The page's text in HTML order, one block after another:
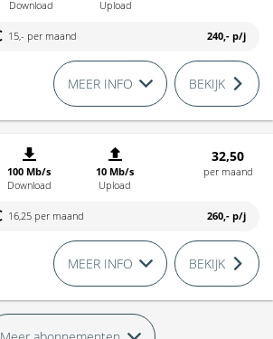
Download
Upload
15,- per maand 240,- p/j
MEER INFO BEKIJK
100 Mb/s
Download
10 Mb/s
Upload
32,50
per maand
16,25 per maand 260,- p/j
MEER INFO BEKIJK